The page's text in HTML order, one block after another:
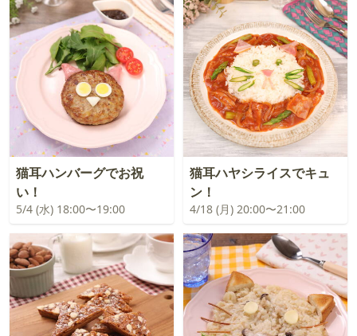
猫耳ハンバーグでお祝
い！
5/4 (水) 18:00〜19:00
猫耳ハヤシライスでキュ
ン！
4/18 (月) 20:00〜21:00